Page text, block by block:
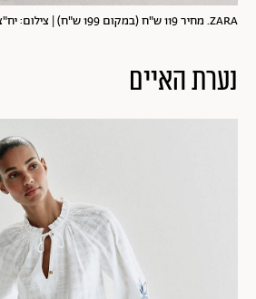
ZARA. מחיר 119 ש"ח (במקום 199 ש"ח) | צילום: יח"צ
נערת האיים